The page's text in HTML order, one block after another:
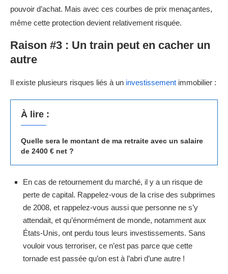
pouvoir d’achat. Mais avec ces courbes de prix menaçantes,
même cette protection devient relativement risquée.
Raison #3 : Un train peut en cacher un
autre
Il existe plusieurs risques liés à un investissement immobilier :
À lire :
Quelle sera le montant de ma retraite avec un salaire
de 2400 € net ?
En cas de retournement du marché, il y a un risque de
perte de capital. Rappelez-vous de la crise des subprimes
de 2008, et rappelez-vous aussi que personne ne s’y
attendait, et qu’énormément de monde, notamment aux
États-Unis, ont perdu tous leurs investissements. Sans
vouloir vous terroriser, ce n’est pas parce que cette
tornade est passée qu’on est à l’abri d’une autre !